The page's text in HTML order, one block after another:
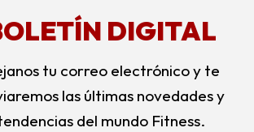
DIGITAL
tu correo electrónico y te
las últimas novedades y
del mundo Fitness.